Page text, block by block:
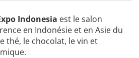
Indonesia est le salon
en Indonésie et en Asie du
thé, le chocolat, le vin et